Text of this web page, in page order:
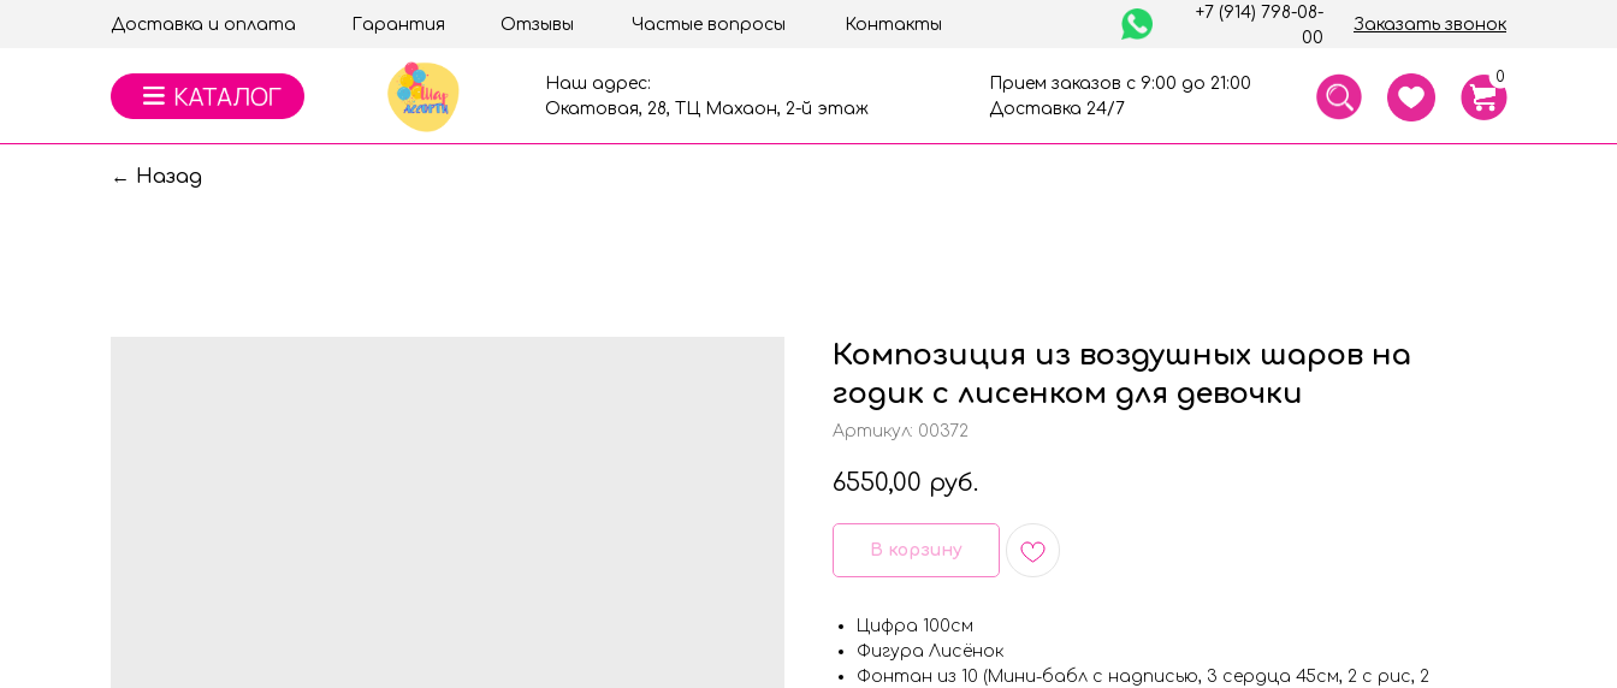
Заказать звонок
+7 (914) 798-08-
00
Доставка и оплата Гарантия Отзывы Частые вопросы Контакты
Прием заказов с 9:00 до 21:00
Доставка 24/7
Наш адрес:
Окатовая, 28, ТЦ Махаон, 2-й этаж
0
← Назад
Композиция из воздушных шаров на
годик с лисенком для девочки
Артикул: 00372
6550,00 руб.
В корзину
Цифра 100см
Фигура Лисёнок
Фонтан из 10 (Мини-бабл с надписью, 3 сердца 45см, 2 с рис, 2